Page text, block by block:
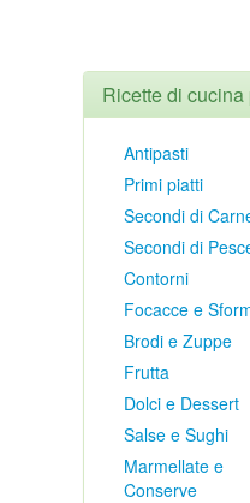
Ricette di
Antipasti
Primi piatti
Secondi di
Secondi di
Contorni
Focacce e
Brodi e Zuppe
Frutta
Dolci e Dessert
Salse e Sughi
Marmellate e
Conserve